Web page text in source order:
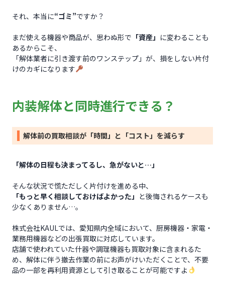
それ、本当に“ゴミ”ですか？
まだ使える機器や商品が、思わぬ形で 「資産」 に変わることも
あるからこそ、
「解体業者に引き渡す前のワンステップ」が、損をしない片付
けのカギになります
内装解体と同時進行できる？
解体前の買取相談が「時間」と「コスト」を減らす
「解体の日程も決まってるし、急がないと…」
そんな状況で慌ただしく片付けを進める中、
「もっと早く相談しておけばよかった」 と後悔されるケースも
少なくありません…。
株式会社KAULでは、愛知県内全域において、厨房機器・家電・
業務用機器などの出張買取に対応しています。
店舗で使われていた什器や調理機器も買取対象に含まれるた
め、解体に伴う撤去作業の前にお声がけいただくことで、不要
品の一部を再利用資源として引き取ることが可能ですよ